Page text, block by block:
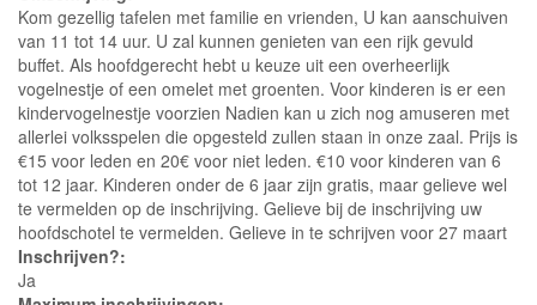
Kom gezellig tafelen met familie en vrienden, U kan aanschuiven
van 11 tot 14 uur. U zal kunnen genieten van een rijk gevuld
buffet. Als hoofdgerecht hebt u keuze uit een overheerlijk
vogelnestje of een omelet met groenten. Voor kinderen is er een
kindervogelnestje voorzien Nadien kan u zich nog amuseren met
allerlei volksspelen die opgesteld zullen staan in onze zaal. Prijs is
€15 voor leden en 20€ voor niet leden. €10 voor kinderen van 6
tot 12 jaar. Kinderen onder de 6 jaar zijn gratis, maar gelieve wel
te vermelden op de inschrijving. Gelieve bij de inschrijving uw
hoofdschotel te vermelden. Gelieve in te schrijven voor 27 maart
Inschrijven?:
Ja